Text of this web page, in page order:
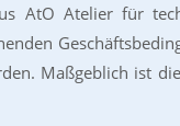
AtO Atelier für
Maßgeblich ist